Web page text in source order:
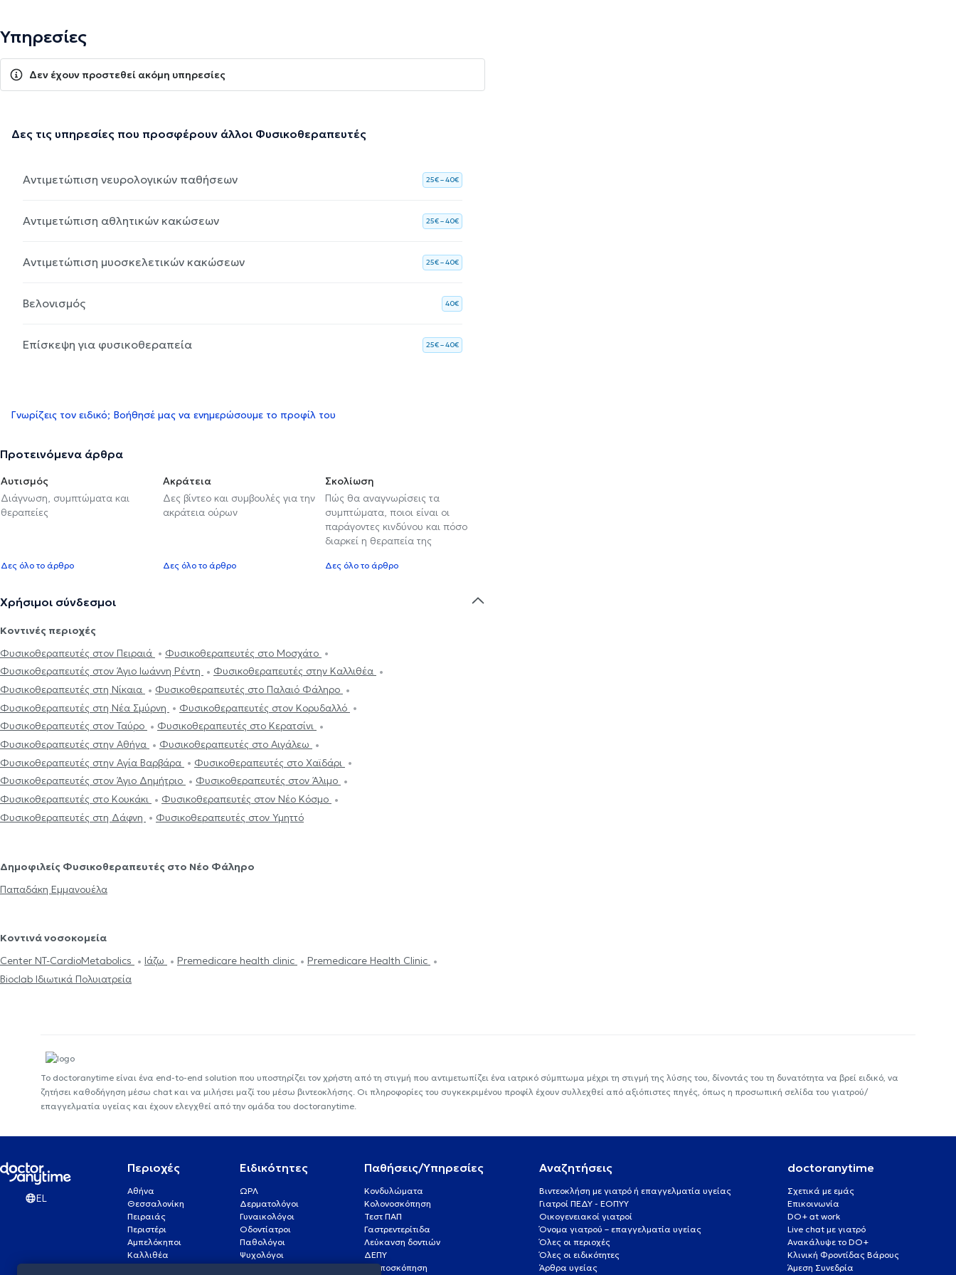
Υπηρεσίες
Δεν έχουν προστεθεί ακόμη υπηρεσίες
Δες τις υπηρεσίες που προσφέρουν άλλοι Φυσικοθεραπευτές
Αντιμετώπιση νευρολογικών παθήσεων 25€ – 40€
Αντιμετώπιση αθλητικών κακώσεων 25€ – 40€
Αντιμετώπιση μυοσκελετικών κακώσεων 25€ – 40€
Βελονισμός 40€
Επίσκεψη για φυσικοθεραπεία 25€ – 40€
Γνωρίζεις τον ειδικό; Βοήθησέ μας να ενημερώσουμε το προφίλ του
Προτεινόμενα άρθρα
Αυτισμός
Διάγνωση, συμπτώματα και
θεραπείες
Δες όλο το άρθρο
Ακράτεια
Δες βίντεο και συμβουλές για την
ακράτεια ούρων
Δες όλο το άρθρο
Σκολίωση
Πώς θα αναγνωρίσεις τα
συμπτώματα, ποιοι είναι οι
παράγοντες κινδύνου και πόσο
διαρκεί η θεραπεία της
Δες όλο το άρθρο
Χρήσιμοι σύνδεσμοι
Κοντινές περιοχές
Φυσικοθεραπευτές στον Πειραιά
Φυσικοθεραπευτές στο Μοσχάτο
Φυσικοθεραπευτές στον Άγιο Ιωάννη Ρέντη
Φυσικοθεραπευτές στην Καλλιθέα
Φυσικοθεραπευτές στη Νίκαια
Φυσικοθεραπευτές στο Παλαιό Φάληρο
Φυσικοθεραπευτές στη Νέα Σμύρνη
Φυσικοθεραπευτές στον Κορυδαλλό
Φυσικοθεραπευτές στον Ταύρο
Φυσικοθεραπευτές στο Κερατσίνι
Φυσικοθεραπευτές στην Αθήνα
Φυσικοθεραπευτές στο Αιγάλεω
Φυσικοθεραπευτές στην Αγία Βαρβάρα
Φυσικοθεραπευτές στο Χαϊδάρι
Φυσικοθεραπευτές στον Άγιο Δημήτριο
Φυσικοθεραπευτές στον Άλιμο
Φυσικοθεραπευτές στο Κουκάκι
Φυσικοθεραπευτές στον Νέο Κόσμο
Φυσικοθεραπευτές στη Δάφνη
Φυσικοθεραπευτές στον Υμηττό
Δημοφιλείς Φυσικοθεραπευτές στο Νέο Φάληρο
Παπαδάκη Εμμανουέλα
Κοντινά νοσοκομεία
Center NT-CardioMetabolics
Ιάζω Premedicare health clinic
Premedicare Health Clinic
Bioclab Ιδιωτικά Πολυιατρεία
Το doctoranytime είναι ένα end-to-end solution που υποστηρίζει τον χρήστη από τη στιγμή που αντιμετωπίζει ένα ιατρικό σύμπτωμα μέχρι τη στιγμή της λύσης του, δίνοντάς του τη δυνατότητα να βρεί ειδικό, να
ζητήσει καθοδήγηση μέσω chat και να μιλήσει μαζί του μέσω βιντεοκλήσης. Οι πληροφορίες του συγκεκριμένου προφίλ έχουν συλλεχθεί από αξιόπιστες πηγές, όπως η προσωπική σελίδα του γιατρού/
επαγγελματία υγείας και έχουν ελεγχθεί από την ομάδα του doctoranytime.
EL
Περιοχές
Αθήνα
Θεσσαλονίκη
Πειραιάς
Περιστέρι
Αμπελόκηποι
Καλλιθέα
Ειδικότητες
ΩΡΛ
Δερματολόγοι
Γυναικολόγοι
Οδοντίατροι
Παθολόγοι
Ψυχολόγοι
Παθήσεις/Υπηρεσίες
Κονδυλώματα
Κολονοσκόπηση
Τεστ ΠΑΠ
Γαστρεντερίτιδα
Λεύκανση δοντιών
ΔΕΠΥ
Κολποσκόπηση
Αναζητήσεις
Βιντεοκλήση με γιατρό ή επαγγελματία υγείας
Γιατροί ΠΕΔΥ - ΕΟΠΥΥ
Οικογενειακοί γιατροί
Όνομα γιατρού – επαγγελματία υγείας
Όλες οι περιοχές
Όλες οι ειδικότητες
Άρθρα υγείας
doctoranytime
Σχετικά με εμάς
Επικοινωνία
DO+ at work
Live chat με γιατρό
Ανακάλυψε το DO+
Κλινική Φροντίδας Βάρους
Άμεση Συνεδρία